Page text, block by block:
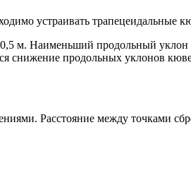
устраивать трапецеидальные
м. Наименьший продольный
снижение продольных уклонов
Расстояние между точками